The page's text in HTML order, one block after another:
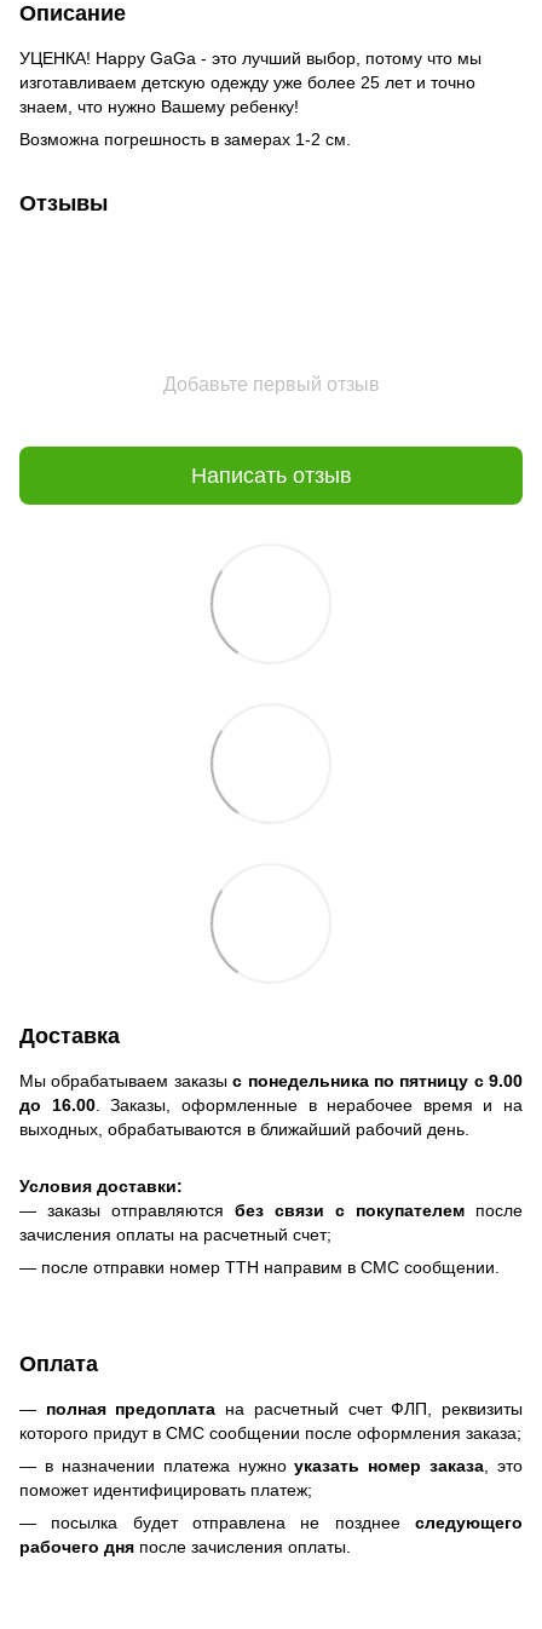
Описание
УЦЕНКА! Happy GaGa - это лучший выбор, потому что мы
изготавливаем детскую одежду уже более 25 лет и точно
знаем, что нужно Вашему ребенку!
Возможна погрешность в замерах 1-2 см.
Отзывы
Добавьте первый отзыв
Написать отзыв
Доставка
Мы обрабатываем заказыс понедельника по пятницу с 9.00
до 16.00. Заказы, оформленные в нерабочее время и на
выходных, обрабатываются в ближайший рабочий день.
Условия доставки:
— заказы отправляются без связи с покупателем после
зачисления оплаты на расчетный счет;
— после отправки номер ТТН направим в СМС сообщении.
Оплата
— полная предоплата на расчетный счет ФЛП, реквизиты
которого придут в СМС сообщении после оформления заказа;
— в назначении платежа нужноуказать номер заказа, это
поможет идентифицировать платеж;
— посылка будет отправлена не позднее следующего
рабочего дня после зачисления оплаты.